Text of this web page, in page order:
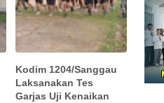
Kodim 1204/Sanggau
Laksanakan Tes
Garjas Uji Kenaikan